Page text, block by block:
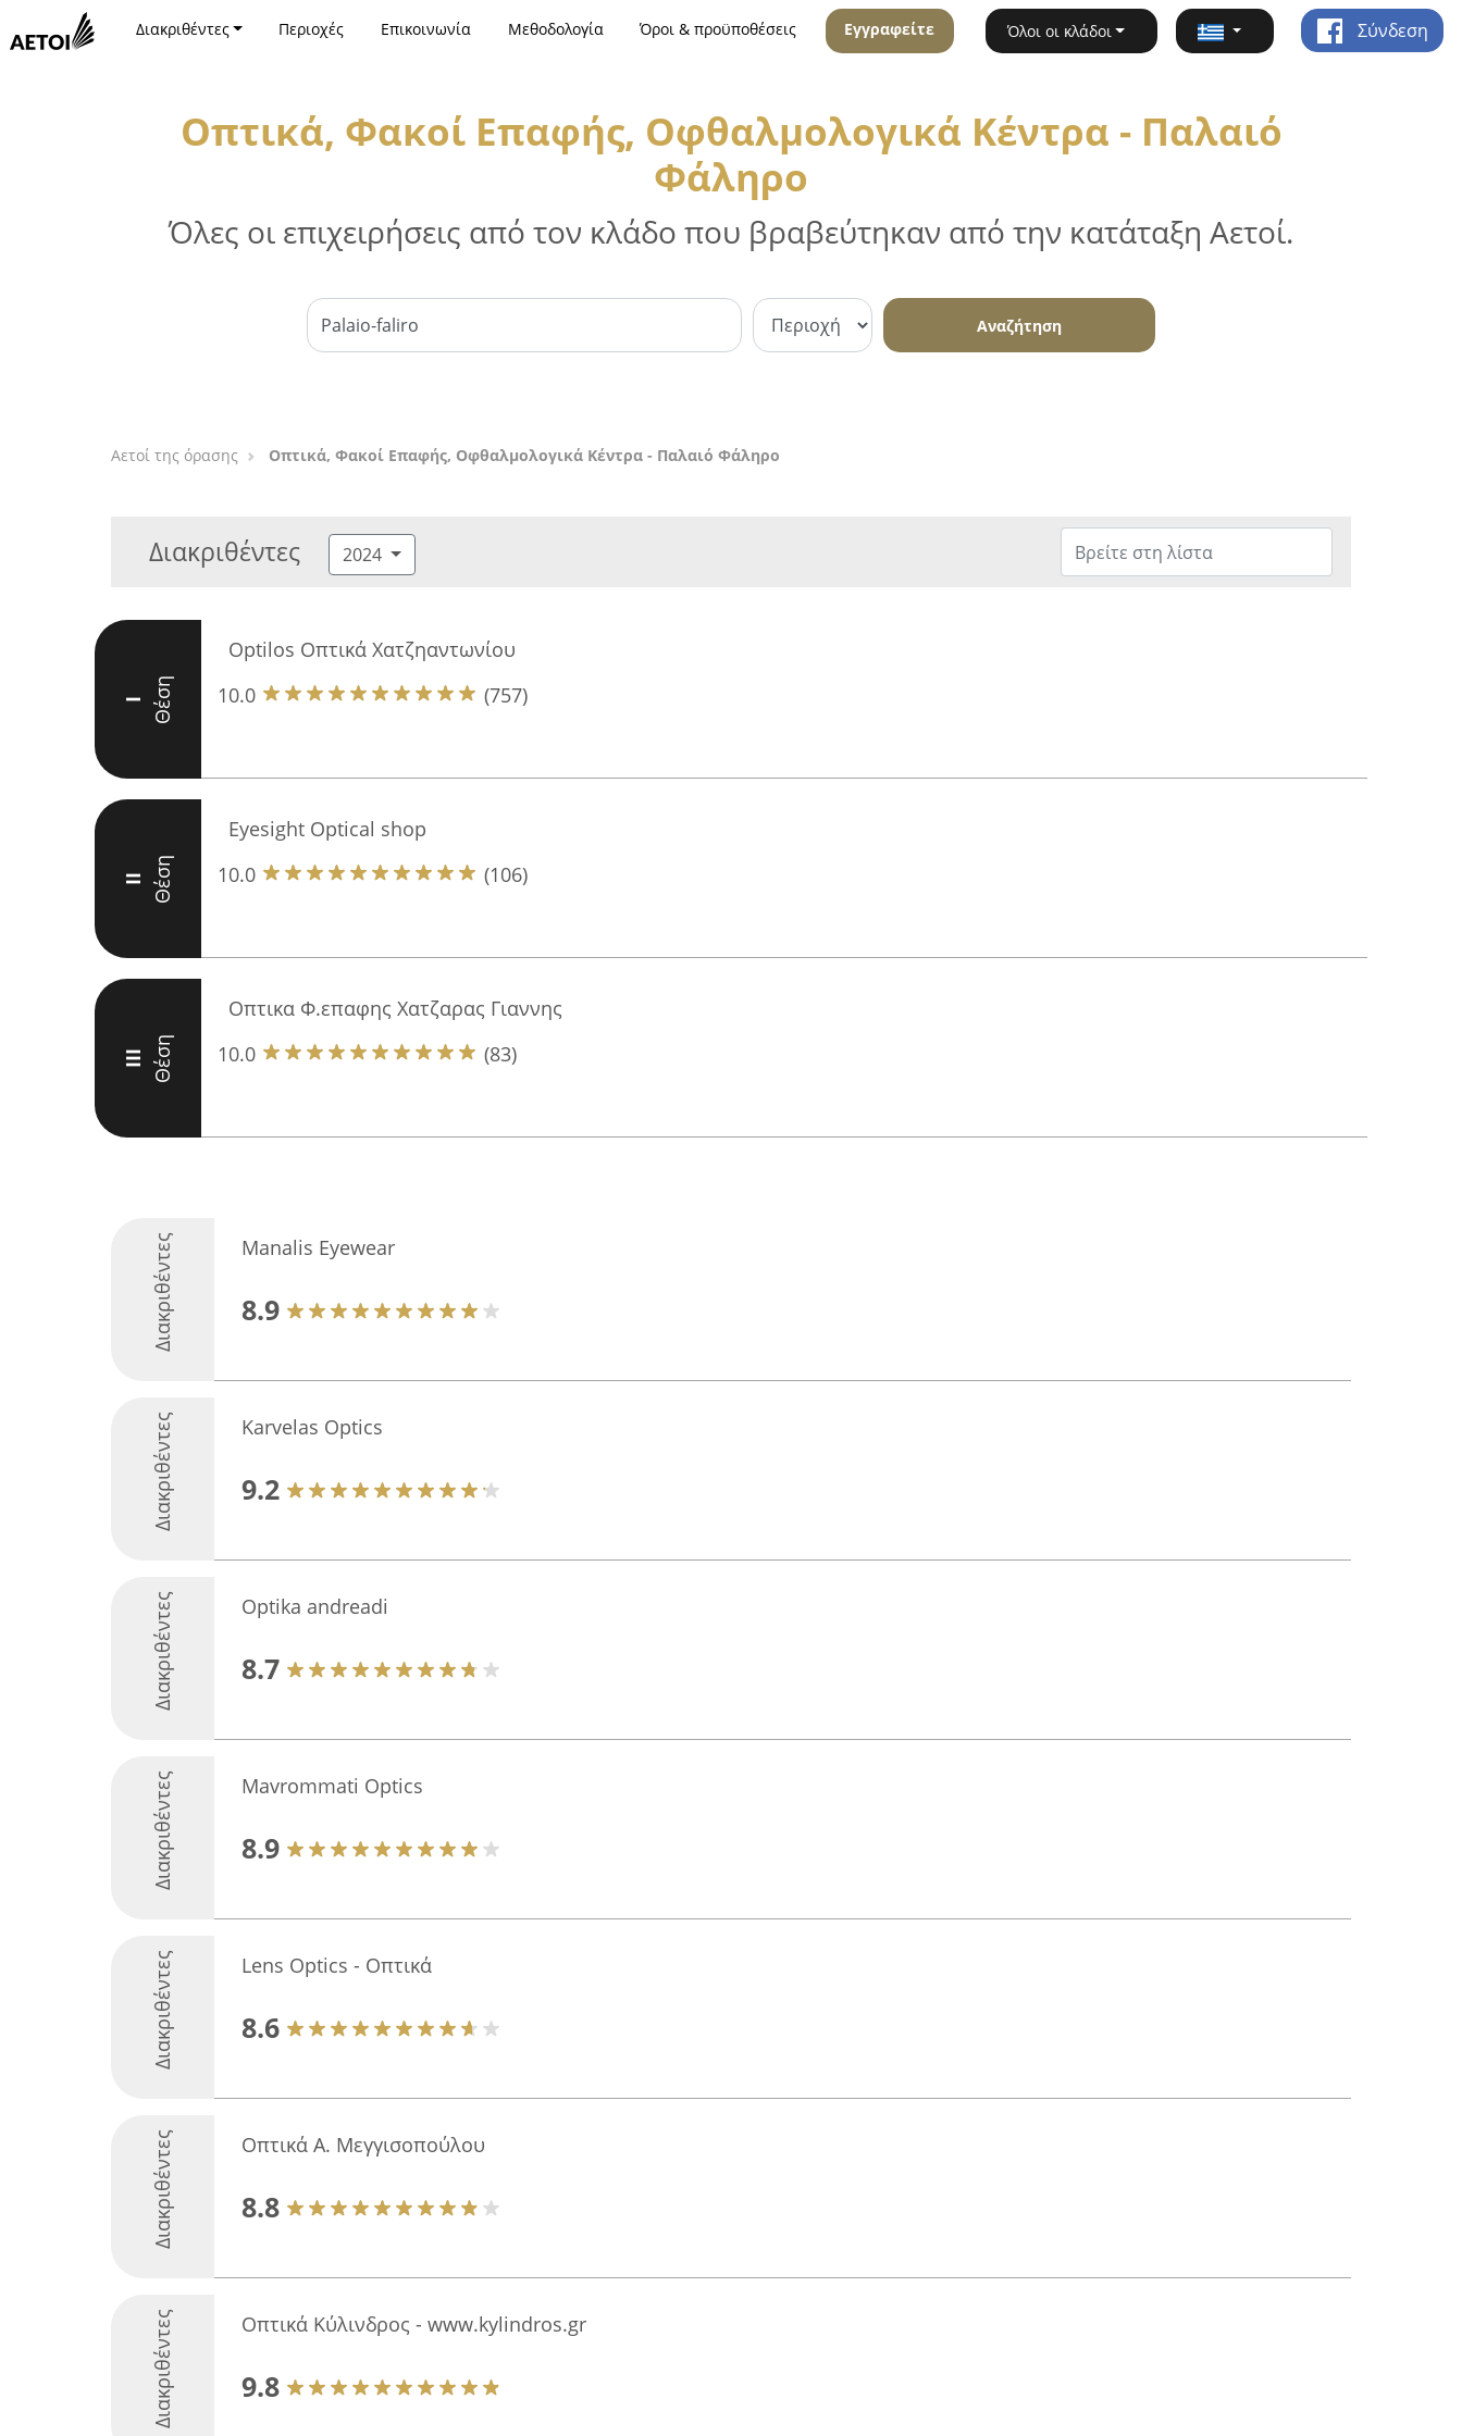
Διακριθέντες Περιοχές Επικοινωνία Μεθοδολογία Όροι & προϋποθέσεις Εγγραφείτε Όλοι οι κλάδοι Σύνδεση
Οπτικά, Φακοί Επαφής, Οφθαλμολογικά Κέντρα - Παλαιό
Φάληρο
Όλες οι επιχειρήσεις από τον κλάδο που βραβεύτηκαν από την κατάταξη Αετοί.
Αναζήτηση
Αετοί της όρασης Οπτικά, Φακοί Επαφής, Οφθαλμολογικά Κέντρα - Παλαιό Φάληρο
Διακριθέντες 2024
I Θέση
Οptilos Οπτικά Χατζηαντωνίου
10.0
(757)
II Θέση
Eyesight Optical shop
10.0
(106)
III Θέση
Οπτικα Φ.επαφης Χατζαρας Γιαννης
10.0
(83)
Διακριθέντες Manalis Eyewear
8.9
Διακριθέντες Karvelas Optics
9.2
Διακριθέντες Optika andreadi
8.7
Διακριθέντες Mavrommati Optics
8.9
Διακριθέντες Lens Optics - Οπτικά
8.6
Διακριθέντες Οπτικά Α. Μεγγισοπούλου
8.8
Διακριθέντες Οπτικά Κύλινδρος - www.kylindros.gr
9.8